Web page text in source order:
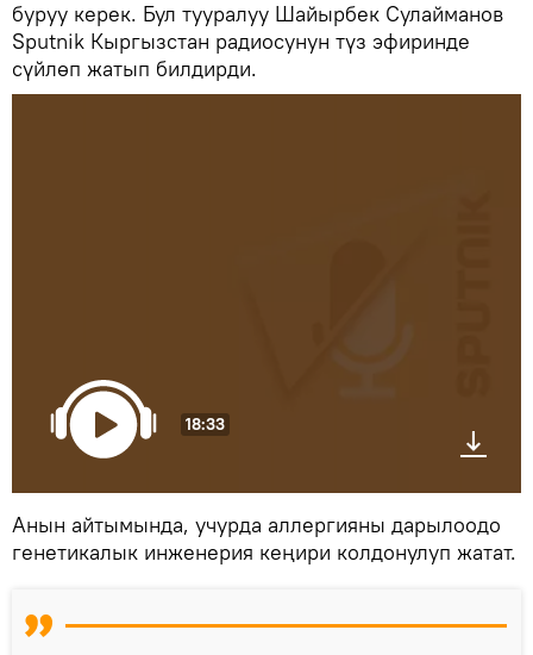
буруу керек. Бул тууралуу Шайырбек Сулайманов
Sputnik Кыргызстан радиосунун түз эфиринде
сүйлөп жатып билдирди.
18:33
Анын айтымында, учурда аллергияны дарылоодо
генетикалык инженерия кеңири колдонулуп жатат.